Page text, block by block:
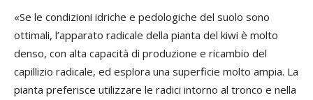
«Se le condizioni idriche e pedologiche del suolo sono
ottimali, l’apparato radicale della pianta del kiwi è molto
denso, con alta capacità di produzione e ricambio del
capillizio radicale, ed esplora una superficie molto ampia. La
pianta preferisce utilizzare le radici intorno al tronco e nella